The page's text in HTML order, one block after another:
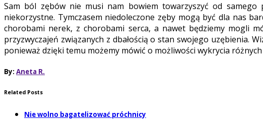
Sam ból zębów nie musi nam bowiem towarzyszyć od
niekorzystne. Tymczasem niedoleczone zęby mogą być dla nas
chorobami nerek, z chorobami serca, a nawet będziemy mogli
przyzwyczajeń związanych z dbałością o stan swojego uzębienia.
ponieważ dzięki temu możemy mówić o możliwości wykrycia
By: Aneta R.
Related Posts
Nie wolno bagatelizować próchnicy